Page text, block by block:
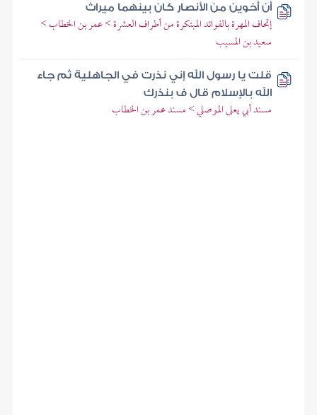
أن أخوين من الأنصار كان بينهما ميراث
إتحاف المهرة بالفوائد المبتكرة من أطراف العشرة > عمر بن الخطاب >
سعيد بن المسيب
قلت يا رسول الله إني نذرت في الجاهلية ثم جاء
الله بالإسلام قال ف بنذرك
مسند أبي يعلى الموصلي > مسند عمر بن الخطاب